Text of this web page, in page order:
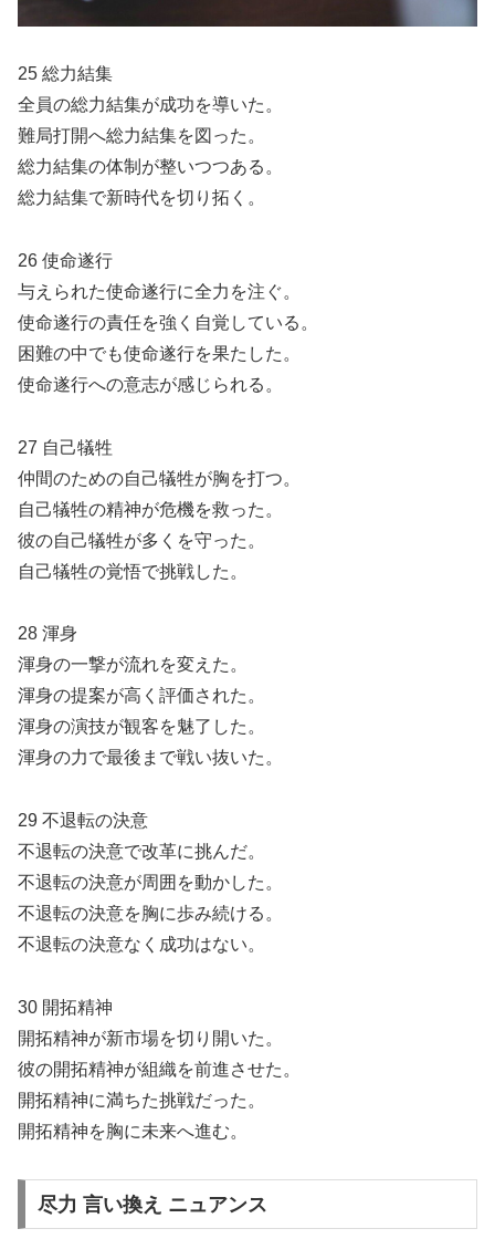
25 総力結集
全員の総力結集が成功を導いた。
難局打開へ総力結集を図った。
総力結集の体制が整いつつある。
総力結集で新時代を切り拓く。
26 使命遂行
与えられた使命遂行に全力を注ぐ。
使命遂行の責任を強く自覚している。
困難の中でも使命遂行を果たした。
使命遂行への意志が感じられる。
27 自己犠牲
仲間のための自己犠牲が胸を打つ。
自己犠牲の精神が危機を救った。
彼の自己犠牲が多くを守った。
自己犠牲の覚悟で挑戦した。
28 渾身
渾身の一撃が流れを変えた。
渾身の提案が高く評価された。
渾身の演技が観客を魅了した。
渾身の力で最後まで戦い抜いた。
29 不退転の決意
不退転の決意で改革に挑んだ。
不退転の決意が周囲を動かした。
不退転の決意を胸に歩み続ける。
不退転の決意なく成功はない。
30 開拓精神
開拓精神が新市場を切り開いた。
彼の開拓精神が組織を前進させた。
開拓精神に満ちた挑戦だった。
開拓精神を胸に未来へ進む。
尽力 言い換え ニュアンス